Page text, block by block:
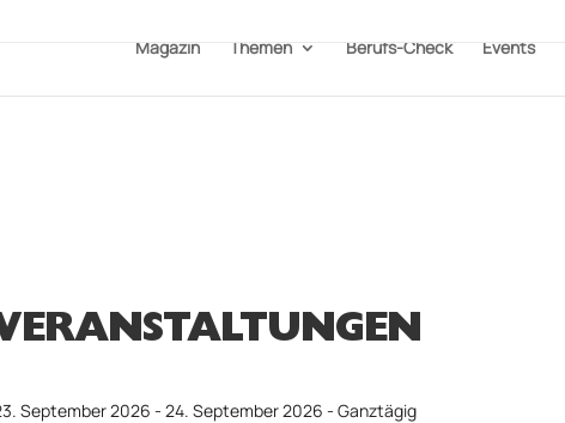
Magazin Themen Berufs-Check Events
September 2026 - 24. September 2026 - Ganztägig